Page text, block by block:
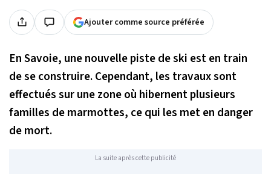
Ajouter comme source préférée
En Savoie, une nouvelle piste de ski est en train
de se construire. Cependant, les travaux sont
effectués sur une zone où hibernent plusieurs
familles de marmottes, ce qui les met en danger
de mort.
La suite après cette publicité